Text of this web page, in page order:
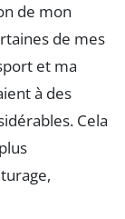
de mon
de mes
et ma
à des
Cela